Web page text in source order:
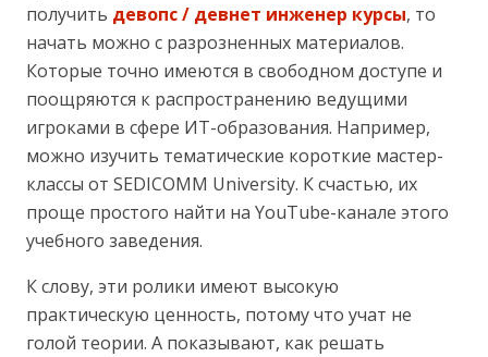
получить девопс / девнет инженер курсы, то
начать можно с разрозненных материалов.
Которые точно имеются в свободном доступе и
поощряются к распространению ведущими
игроками в сфере ИТ-образования. Например,
можно изучить тематические короткие мастер-
классы от SEDICOMM University. К счастью, их
проще простого найти на YouTube-канале этого
учебного заведения.
К слову, эти ролики имеют высокую
практическую ценность, потому что учат не
голой теории. А показывают, как решать